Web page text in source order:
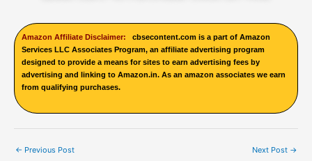
Amazon Affiliate Disclaimer: cbsecontent.com is a part of Amazon
Services LLC Associates Program, an affiliate advertising program
designed to provide a means for sites to earn advertising fees by
advertising and linking to Amazon.in. As an amazon associates we earn
from qualifying purchases.
← Previous Post Next Post →